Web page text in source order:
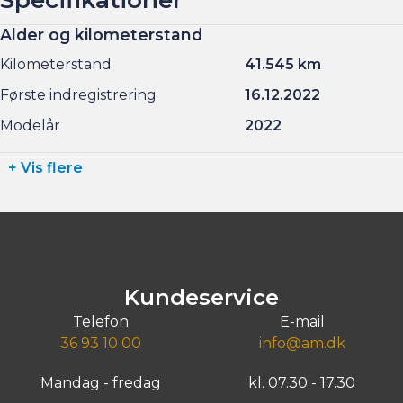
Alder og kilometerstand
Kilometerstand
41.545 km
Første indregistrering
16.12.2022
Modelår
2022
+ Vis flere
Kundeservice
Telefon
36 93 10 00
E-mail
info@am.dk
Mandag - fredag kl. 07.30 - 17.30